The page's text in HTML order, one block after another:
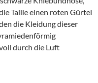
Taille einen roten Gürtel
die Kleidung dieser
durch die Luft